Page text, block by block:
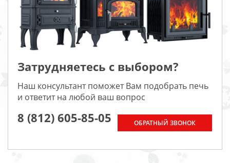
Затрудняетесь с выбором?
Наш консультант поможет Вам подобрать печь
и ответит на любой ваш вопрос
8 (812) 605-85-05 ОБРАТНЫЙ ЗВОНОК